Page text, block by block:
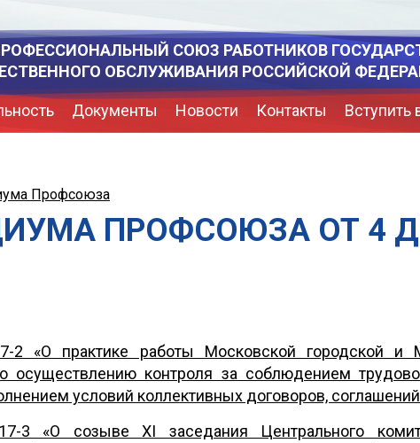
СОЮЗ РАБОТНИКОВ
ОБСЛУЖИВАНИЯ РОССИЙСКОЙ
Документы Новости Контакты
Профсоюза
ПРОФСОЮЗА ОТ 4
«О практике работы Московской городской и
осуществлению контроля за соблюдением
условий коллективных договоров,
3 «О созыве ХI заседания Центрального